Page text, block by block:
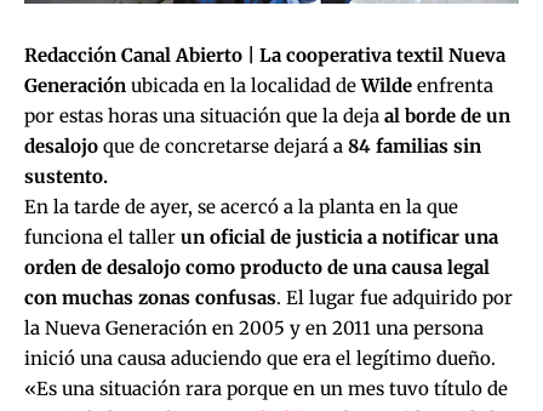
Redacción Canal Abierto | La cooperativa textil Nueva
Generación ubicada en la localidad deWilde enfrenta
por estas horas una situación que la deja al borde de un
desalojo que de concretarse dejará a 84 familias sin
sustento.
En la tarde de ayer, se acercó a la planta en la que
funciona el taller un oficial de justicia a notificar una
orden de desalojo como producto de una causa legal
con muchas zonas confusas. El lugar fue adquirido por
la Nueva Generación en 2005 y en 2011 una persona
inició una causa aduciendo que era el legítimo dueño.
«Es una situación rara porque en un mes tuvo título de